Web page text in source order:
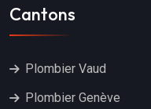
Cantons
Plombier Vaud
Plombier Genève